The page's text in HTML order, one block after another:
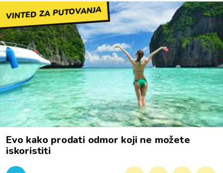
VINTED ZA PUTOVANJA
Evo kako prodati odmor koji ne možete
iskoristiti